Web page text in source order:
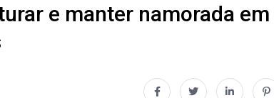
e manter namorada em